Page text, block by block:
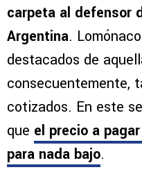
carpeta al defensor
Argentina.
destacados de
consecuentemente,
cotizados. En este
que el precio a
para nada bajo.